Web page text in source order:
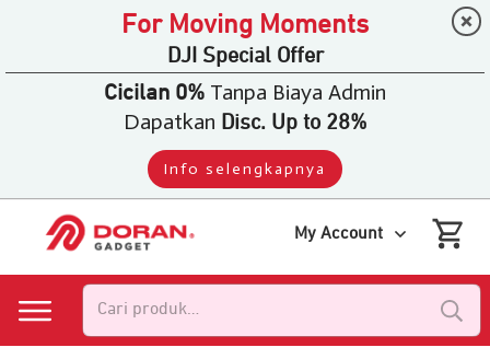
My Account
For Moving Moments
DJI Special Offer
Cicilan 0% Tanpa Biaya Admin
Dapatkan Disc. Up to 28%
Info selengkapnya